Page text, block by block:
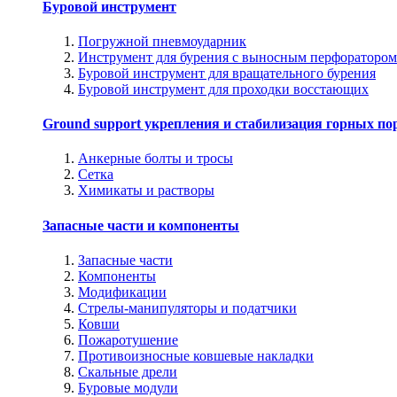
Буровой инструмент
Погружной пневмоударник
Инструмент для бурения с выносным перфоратором
Буровой инструмент для вращательного бурения
Буровой инструмент для проходки восстающих
Ground support укрепления и стабилизация горных
Анкерные болты и тросы
Сетка
Химикаты и растворы
Запасные части и компоненты
Запасные части
Компоненты
Модификации
Стрелы-манипуляторы и податчики
Ковши
Пожаротушение
Противоизносные ковшевые накладки
Скальные дрели
Буровые модули